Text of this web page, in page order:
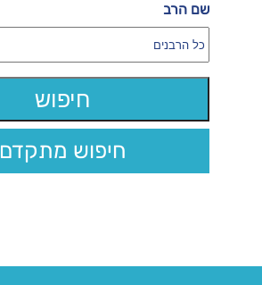
שם הרב
חיפוש מתקדם